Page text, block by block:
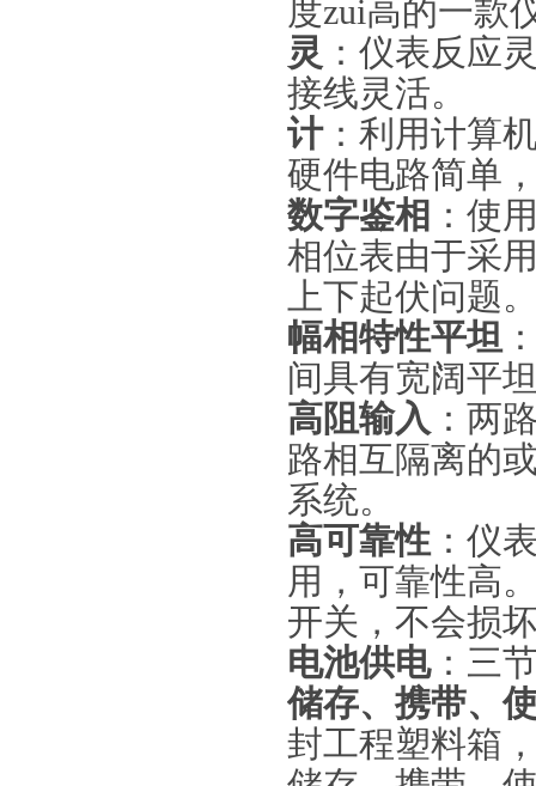
度zui高的一款
灵 ：仪表反应
接线灵活。
计：利用计算
硬件电路简单
数字鉴相 ：使
相位表由于采
上下起伏问题
幅相特性平坦
间具有宽阔平
高阻输入 ：两
路相互隔离的
系统。
高可靠性：仪
用，可靠性高
开关，不会损
电池供电：三
储存、携带、
封工程塑料箱